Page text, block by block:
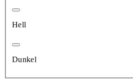
Hell
Dunkel